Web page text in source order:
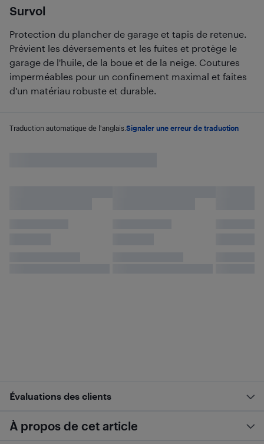
Survol
Protection du plancher de garage et tapis de retenue.
Prévient les déversements et les fuites et protège le
garage de l'huile, de la boue et de la neige. Coutures
imperméables pour un confinement maximal et faites
d'un matériau robuste et durable.
Traduction automatique de l'anglais. Signaler une erreur de traduction
Évaluations des clients
À propos de cet article